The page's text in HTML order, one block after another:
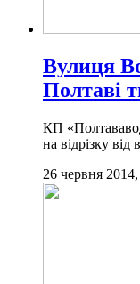
Вулиця
Полтаві
КП
на відрізку
26 червня